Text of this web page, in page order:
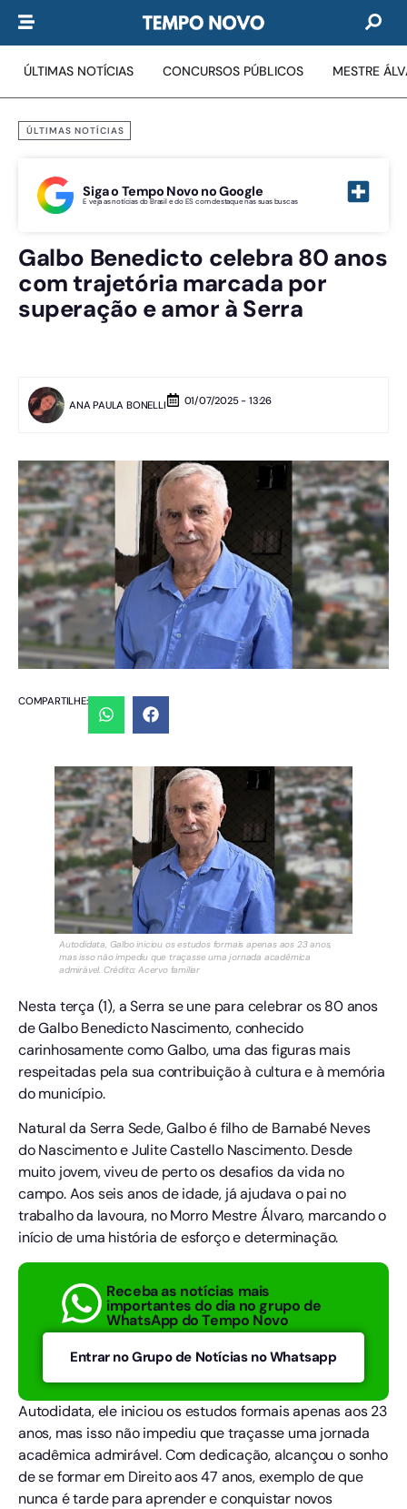
ÚLTIMAS NOTÍCIAS CONCURSOS PÚBLICOS MESTRE
ÚLTIMAS NOTÍCIAS
Siga o Tempo Novo no Google
E veja as notícias do Brasil e do ES com destaque nas suas buscas
Galbo Benedicto celebra 80 anos
com trajetória marcada por
superação e amor à Serra
ANA PAULA BONELLI 01/07/2025 - 13:26
COMPARTILHE:
Autodidata, Galbo iniciou os estudos formais apenas aos 23 anos,
mas isso não impediu que traçasse uma jornada acadêmica
admirável. Crédito: Acervo familiar
Nesta terça (1), a Serra se une para celebrar os 80 anos
de Galbo Benedicto Nascimento, conhecido
carinhosamente como Galbo, uma das figuras mais
respeitadas pela sua contribuição à cultura e à memória
do município.
Natural da Serra Sede, Galbo é filho de Barnabé Neves
do Nascimento e Julite Castello Nascimento. Desde
muito jovem, viveu de perto os desafios da vida no
campo. Aos seis anos de idade, já ajudava o pai no
trabalho da lavoura, no Morro Mestre Álvaro, marcando o
início de uma história de esforço e determinação.
Receba as notícias mais
importantes do dia no grupo de
WhatsApp do Tempo Novo
Entrar no Grupo de Notícias no Whatsapp
Autodidata, ele iniciou os estudos formais apenas aos 23
anos, mas isso não impediu que traçasse uma jornada
acadêmica admirável. Com dedicação, alcançou o sonho
de se formar em Direito aos 47 anos, exemplo de que
nunca é tarde para aprender e conquistar novos